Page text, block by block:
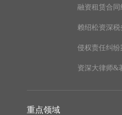
融资租赁合同
赖绍松资深税
侵权责任纠纷
资深大律师&
重点领域